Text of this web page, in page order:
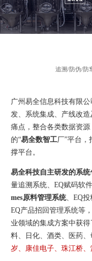
追溯/防伪/防
广州易全信息科技有限
发、系统集成、产线改
痛点，整合各类数据资
的“易全数智工厂”平台，
撑平台。
易全科技自主研发的系统
量追溯系统、EQ赋码软
mes原料管理系统、EQ投
EQ产品招回管理系统等
业领域的集成方案中获
料、日化、酒类、医药
岁、康佳电子、珠江桥